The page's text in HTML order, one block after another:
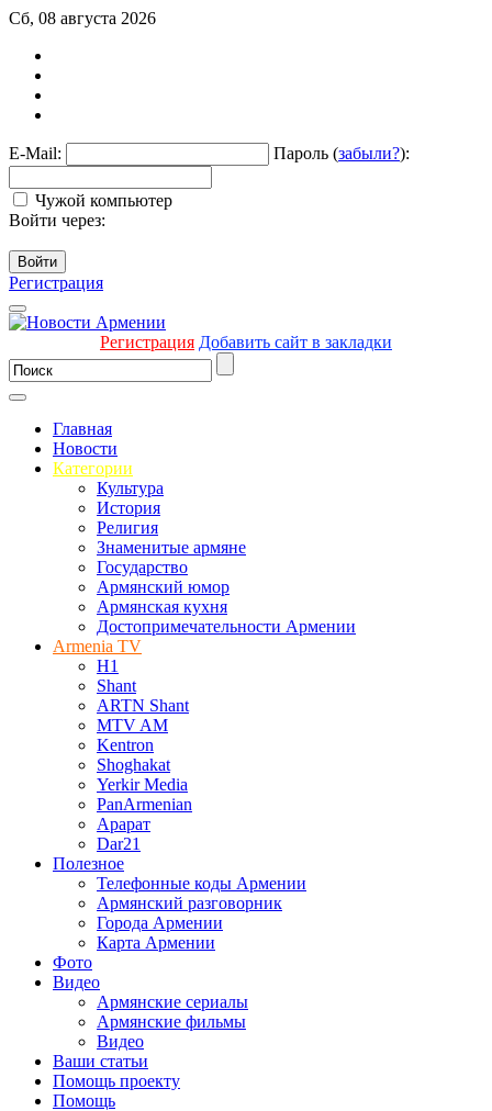
Сб, 08 августа 2026
E-Mail: Пароль (забыли?):
Чужой компьютер
Войти через:
Войти
Регистрация
Регистрация Добавить сайт в закладки
Главная
Новости
Категории
Культура
История
Религия
Знаменитые армяне
Государство
Армянский юмор
Армянская кухня
Достопримечательности Армении
Armenia TV
H1
Shant
ARTN Shant
MTV AM
Kentron
Shoghakat
Yerkir Media
PanArmenian
Арарат
Dar21
Полезное
Телефонные коды Армении
Армянский разговорник
Города Армении
Карта Армении
Фото
Видео
Армянские сериалы
Армянские фильмы
Видео
Ваши статьи
Помощь проекту
Помощь